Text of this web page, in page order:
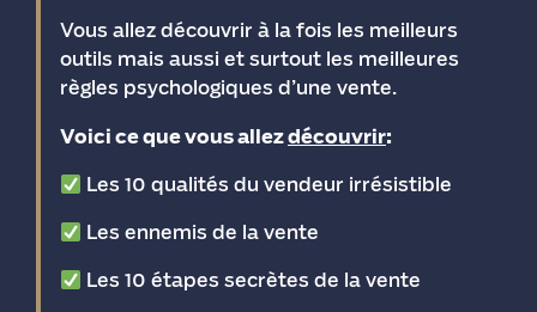
Vous allez découvrir à la fois les meilleurs
outils mais aussi et surtout les meilleures
règles psychologiques d’une vente.
Voici ce que vous allezdécouvrir:
Les 10 qualités du vendeur irrésistible
Les ennemis de la vente
Les 10 étapes secrètes de la vente